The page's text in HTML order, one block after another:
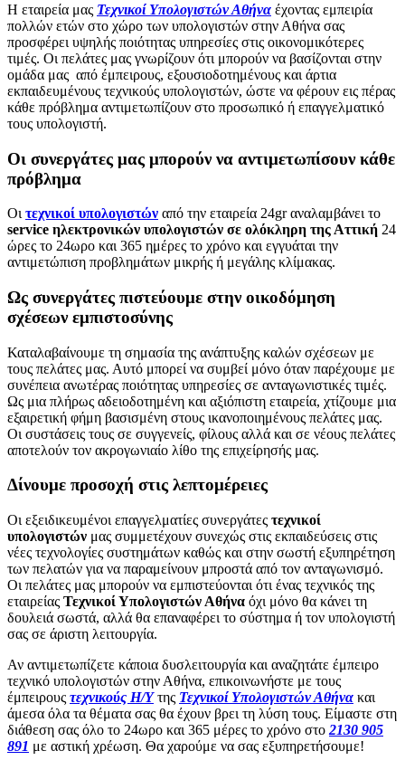
Η εταιρεία μας Τεχνικοί Υπολογιστών Αθήνα έχοντας εμπειρία
πολλών ετών στο χώρο των υπολογιστών στην Αθήνα σας
προσφέρει υψηλής ποιότητας υπηρεσίες στις οικονομικότερες
τιμές. Οι πελάτες μας γνωρίζουν ότι μπορούν να βασίζονται στην
ομάδα μας από έμπειρους, εξουσιοδοτημένους και άρτια
εκπαιδευμένους τεχνικούς υπολογιστών, ώστε να φέρουν εις πέρας
κάθε πρόβλημα αντιμετωπίζουν στο προσωπικό ή επαγγελματικό
τους υπολογιστή.
Οι συνεργάτες μας μπορούν να αντιμετωπίσουν κάθε
πρόβλημα
Οι τεχνικοί υπολογιστών από την εταιρεία 24gr αναλαμβάνει το
service ηλεκτρονικών υπολογιστών σε ολόκληρη της Αττική 24
ώρες το 24ωρο και 365 ημέρες το χρόνο και εγγυάται την
αντιμετώπιση προβλημάτων μικρής ή μεγάλης κλίμακας.
Ως συνεργάτες πιστεύουμε στην οικοδόμηση
σχέσεων εμπιστοσύνης
Καταλαβαίνουμε τη σημασία της ανάπτυξης καλών σχέσεων με
τους πελάτες μας. Αυτό μπορεί να συμβεί μόνο όταν παρέχουμε με
συνέπεια ανωτέρας ποιότητας υπηρεσίες σε ανταγωνιστικές τιμές.
Ως μια πλήρως αδειοδοτημένη και αξιόπιστη εταιρεία, χτίζουμε μια
εξαιρετική φήμη βασισμένη στους ικανοποιημένους πελάτες μας.
Οι συστάσεις τους σε συγγενείς, φίλους αλλά και σε νέους πελάτες
αποτελούν τον ακρογωνιαίο λίθο της επιχείρησής μας.
Δίνουμε προσοχή στις λεπτομέρειες
Οι εξειδικευμένοι επαγγελματίες συνεργάτες τεχνικοί
υπολογιστών μας συμμετέχουν συνεχώς στις εκπαιδεύσεις στις
νέες τεχνολογίες συστημάτων καθώς και στην σωστή εξυπηρέτηση
των πελατών για να παραμείνουν μπροστά από τον ανταγωνισμό.
Οι πελάτες μας μπορούν να εμπιστεύονται ότι ένας τεχνικός της
εταιρείας Τεχνικοί Υπολογιστών Αθήνα όχι μόνο θα κάνει τη
δουλειά σωστά, αλλά θα επαναφέρει το σύστημα ή τον υπολογιστή
σας σε άριστη λειτουργία.
Αν αντιμετωπίζετε κάποια δυσλειτουργία και αναζητάτε έμπειρο
τεχνικό υπολογιστών στην Αθήνα, επικοινωνήστε με τους
έμπειρους τεχνικούς Η/Υτης Τεχνικοί Υπολογιστών Αθήνα και
άμεσα όλα τα θέματα σας θα έχουν βρει τη λύση τους. Είμαστε στη
διάθεση σας όλο το 24ωρο και 365 μέρες το χρόνο στο 2130 905
891 με αστική χρέωση. Θα χαρούμε να σας εξυπηρετήσουμε!